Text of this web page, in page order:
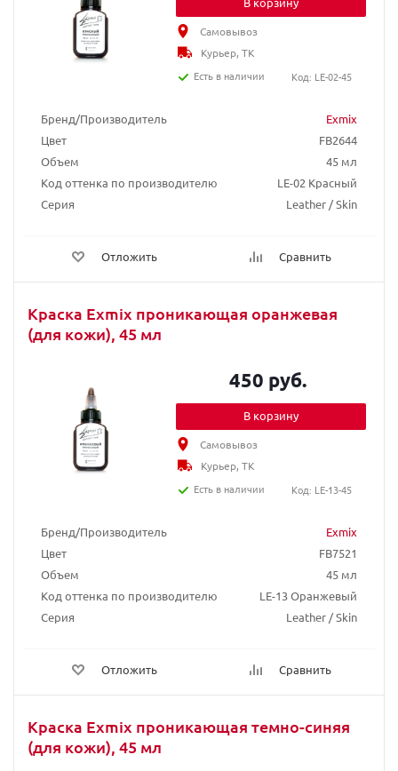
Бренд/Производитель
Exmix
Цвет
FB2644
Объем
45 мл
Код оттенка по производителю
LE-02 Красный
Серия
Leather / Skin
Отложить Сравнить
Самовывоз
Курьер, ТК
Есть в наличии
Код: LE-02-45
Краска Exmix проникающая оранжевая
(для кожи), 45 мл
Бренд/Производитель
Exmix
Цвет
FB7521
Объем
45 мл
Код оттенка по производителю
LE-13 Оранжевый
Серия
Leather / Skin
Отложить Сравнить
450 руб.
В корзину
Самовывоз
Курьер, ТК
Есть в наличии
Код: LE-13-45
Краска Exmix проникающая темно-синяя
(для кожи), 45 мл